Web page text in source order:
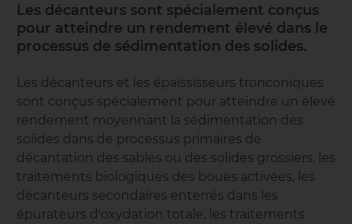
Les décanteurs sont spécialement conçus
pour atteindre un rendement élevé dans le
processus de sédimentation des solides.
Les décanteurs et les épaississeurs tronconiques
sont conçus spécialement pour atteindre un élevé
rendement moyennant la sédimentation des
solides dans de processus primaires de
décantation des sables ou des solides grossiers, les
traitements biologiques des boues activées, les
décanteurs secondaires enterrés dans les
épurateurs d'oxydation totale, les traitements